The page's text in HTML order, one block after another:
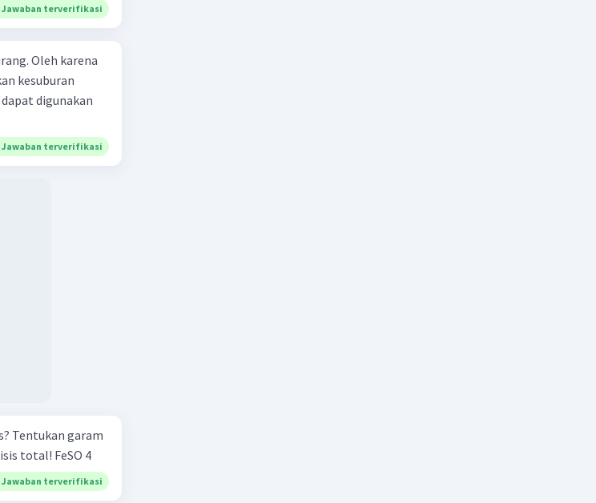
Jawaban terverifikasi
Oleh karena
kesuburan
digunakan
Jawaban terverifikasi
Tentukan garam
yang terhidrolisis parsial dan garamyang terhidrolisis total! FeSO 4 ​
Jawaban terverifikasi